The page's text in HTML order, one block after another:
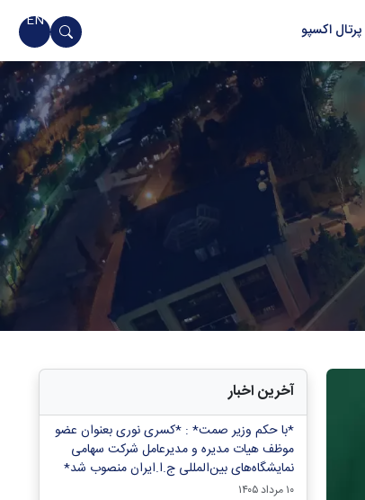
پرتال اکسپو EN
آخرین اخبار
*با حکم وزیر صمت* : *کسری نوری بعنوان عضو
موظف هیات مدیره و مدیرعامل شرکت سهامی
نمایشگاه‌های بین‌المللی ج.ا.ایران منصوب شد*
۱۰ مرداد ۱۴۰۵